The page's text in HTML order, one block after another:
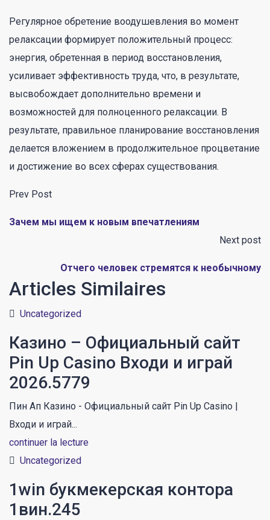
Регулярное обретение воодушевления во момент
релаксации формирует положительный процесс:
энергия, обретенная в период восстановления,
усиливает эффективность труда, что, в результате,
высвобождает дополнительно времени и
возможностей для полноценного релаксации. В
результате, правильное планирование восстановления
делается вложением в продолжительное процветание
и достижение во всех сферах существования.
Prev Post
Зачем мы ищем к новым впечатлениям
Next post
Отчего человек стремятся к необычному
Articles Similaires
Uncategorized
Казино – Официальный сайт
Pin Up Casino Входи и играй
2026.5779
Пин Ап Казино - Официальный сайт Pin Up Casino |
Входи и играй...
continuer la lecture
Uncategorized
1win букмекерская контора
1вин.245